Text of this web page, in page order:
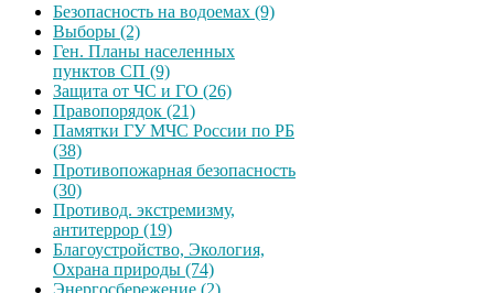
Безопасность на водоемах (9)
Выборы (2)
Ген. Планы населенных
пунктов СП (9)
Защита от ЧС и ГО (26)
Правопорядок (21)
Памятки ГУ МЧС России по РБ
(38)
Противопожарная безопасность
(30)
Противод. экстремизму,
антитеррор (19)
Благоустройство, Экология,
Охрана природы (74)
Энергосбережение (2)